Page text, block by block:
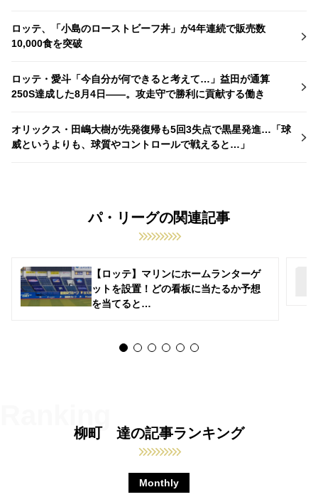
ロッテ、「小島のローストビーフ丼」が4年連続で販売数
10,000食を突破
ロッテ・愛斗「今自分が何できると考えて…」益田が通算
250S達成した8月4日――。攻走守で勝利に貢献する働き
オリックス・田嶋大樹が先発復帰も5回3失点で黒星発進…「球
威というよりも、球質やコントロールで戦えると…」
パ・リーグの関連記事
【ロッテ】マリンにホームランターゲ
ットを設置！どの看板に当たるか予想
を当てると…
柳町 達の記事ランキング
Monthly